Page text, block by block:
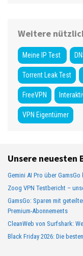
Weitere
Meine IP Test
Torrent Leak Test
FreeVPN
VPN Eigentümer
Unsere neuesten
Gemini AI Pro über
Zoog VPN Testbericht –
GamsGo: Sparen mit
Premium-Abonnements
CleanWeb von Surfshark:
Black Friday 2026: Die